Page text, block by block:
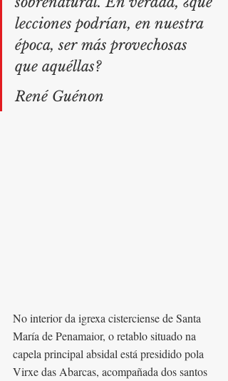
lecciones podrían, en nuestra
época, ser más provechosas
que aquéllas?
René Guénon
No interior da igrexa cisterciense de Santa
María de Penamaior, o retablo situado na
capela principal absidal está presidido pola
Virxe das Abarcas, acompañada dos santos